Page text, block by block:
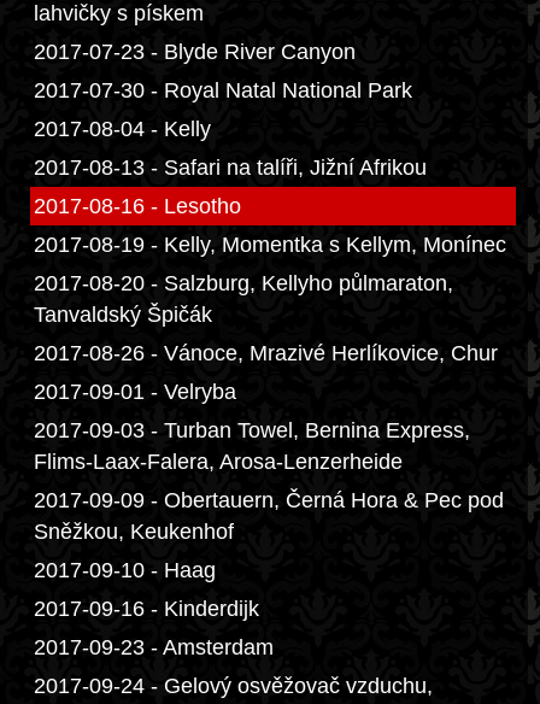
lahvičky s pískem
2017-07-23 - Blyde River Canyon
2017-07-30 - Royal Natal National Park
2017-08-04 - Kelly
2017-08-13 - Safari na talíři, Jižní Afrikou
2017-08-16 - Lesotho
2017-08-19 - Kelly, Momentka s Kellym, Monínec
2017-08-20 - Salzburg, Kellyho půlmaraton,
Tanvaldský Špičák
2017-08-26 - Vánoce, Mrazivé Herlíkovice, Chur
2017-09-01 - Velryba
2017-09-03 - Turban Towel, Bernina Express,
Flims-Laax-Falera, Arosa-Lenzerheide
2017-09-09 - Obertauern, Černá Hora & Pec pod
Sněžkou, Keukenhof
2017-09-10 - Haag
2017-09-16 - Kinderdijk
2017-09-23 - Amsterdam
2017-09-24 - Gelový osvěžovač vzduchu,